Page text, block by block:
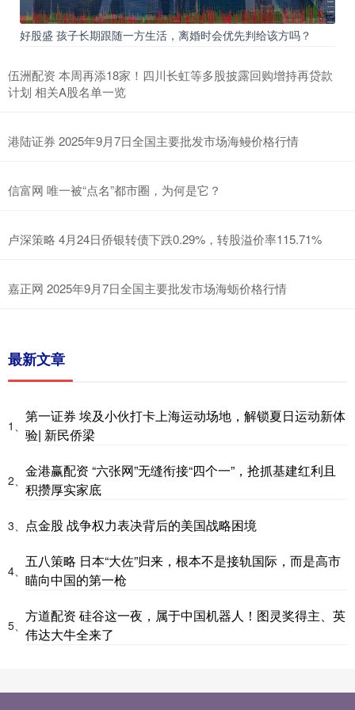
好股盛 孩子长期跟随一方生活，离婚时会优先判给该方吗？
伍洲配资 本周再添18家！四川长虹等多股披露回购增持再贷款
计划 相关A股名单一览
港陆证券 2025年9月7日全国主要批发市场海鳗价格行情
信富网 唯一被“点名”都市圈，为何是它？
卢深策略 4月24日侨银转债下跌0.29%，转股溢价率115.71%
嘉正网 2025年9月7日全国主要批发市场海蛎价格行情
最新文章
1、
第一证券 埃及小伙打卡上海运动场地，解锁夏日运动新体
验| 新民侨梁
2、
金港赢配资 “六张网”无缝衔接“四个一”，抢抓基建红利且
积攒厚实家底
3、 点金股 战争权力表决背后的美国战略困境
4、
五八策略 日本“大佐”归来，根本不是接轨国际，而是高市
瞄向中国的第一枪
5、
方道配资 硅谷这一夜，属于中国机器人！图灵奖得主、英
伟达大牛全来了